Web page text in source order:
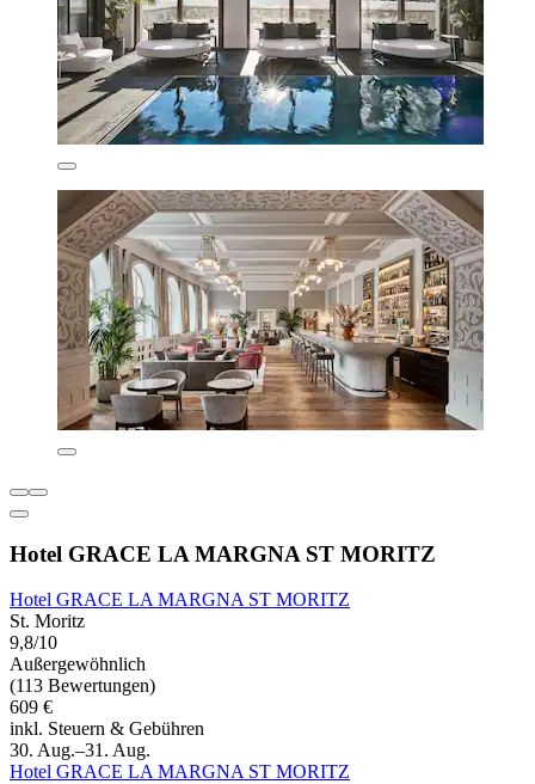
Hotel GRACE LA MARGNA ST MORITZ
Hotel GRACE LA MARGNA ST MORITZ
St. Moritz
9,8/10
Außergewöhnlich
(113 Bewertungen)
609 €
inkl. Steuern & Gebühren
30. Aug.–31. Aug.
Hotel GRACE LA MARGNA ST MORITZ